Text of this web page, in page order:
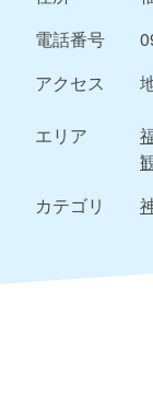
電話番号
アクセス
エリア
カテゴリ